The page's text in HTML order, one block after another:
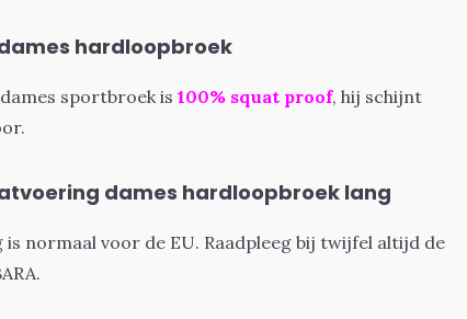
hardloopbroek
dames sportbroek is 100% squat proof, hij schijnt
dames hardloopbroek lang
is normaal voor de EU. Raadpleeg bij twijfel altijd de
.